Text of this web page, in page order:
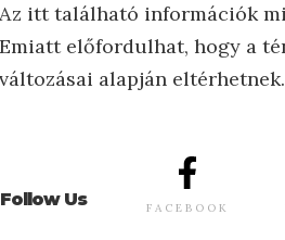
itt található információk
előfordulhat, hogy a
alapján eltérhetnek.
Follow Us FACEBOOK